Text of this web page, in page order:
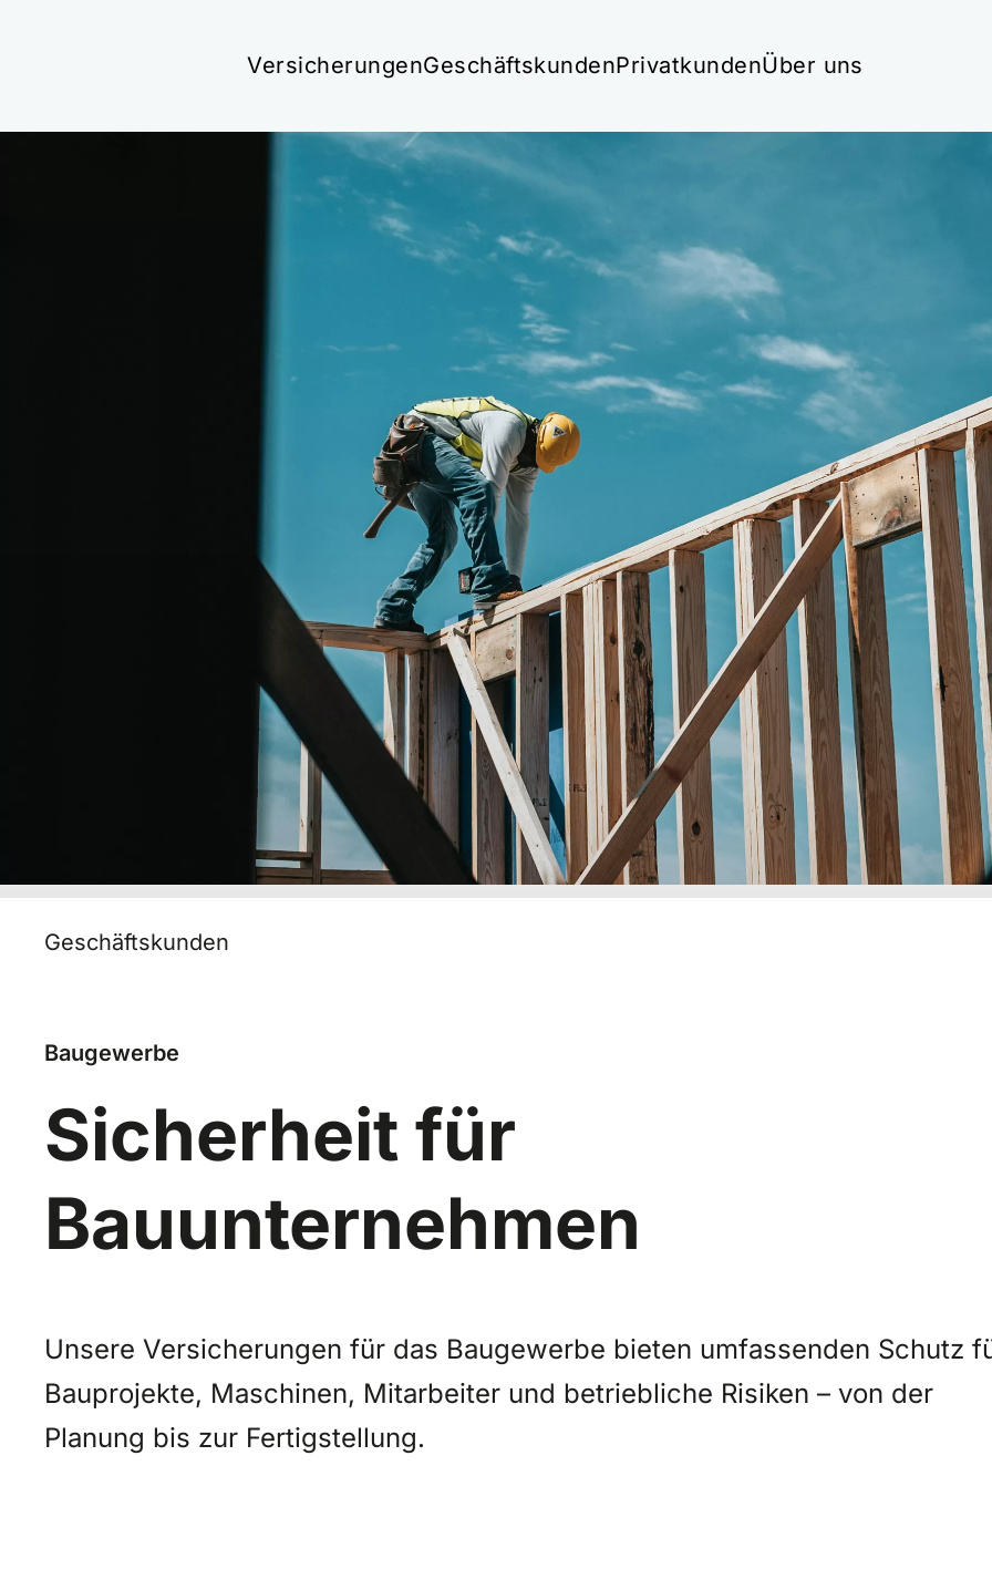
VersicherungenGeschäftskundenPrivatkundenÜber uns
Geschäftskunden
Baugewerbe
Sicherheit für
Bauunternehmen
Unsere Versicherungen für das Baugewerbe bieten umfassenden Schutz
Bauprojekte, Maschinen, Mitarbeiter und betriebliche Risiken – von der
Planung bis zur Fertigstellung.